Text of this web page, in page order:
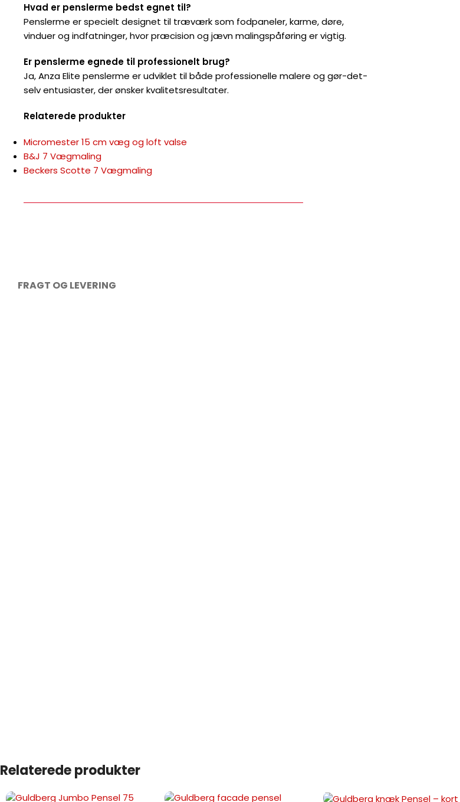
Hvad er penslerme bedst egnet til?
Penslerme er specielt designet til træværk som fodpaneler, karme, døre,
vinduer og indfatninger, hvor præcision og jævn malingspåføring er vigtig.
Er penslerme egnede til professionelt brug?
Ja, Anza Elite penslerme er udviklet til både professionelle malere og gør-det-
selv entusiaster, der ønsker kvalitetsresultater.
Relaterede produkter
Micromester 15 cm væg og loft valse
B&J 7 Vægmaling
Beckers Scotte 7 Vægmaling
FRAGT OG LEVERING
Relaterede produkter